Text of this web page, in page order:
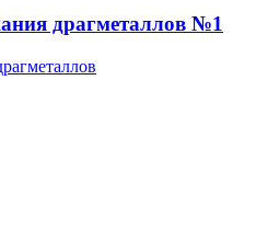
драгметаллов №1